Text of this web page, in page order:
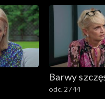
Barwy
odc. 2744